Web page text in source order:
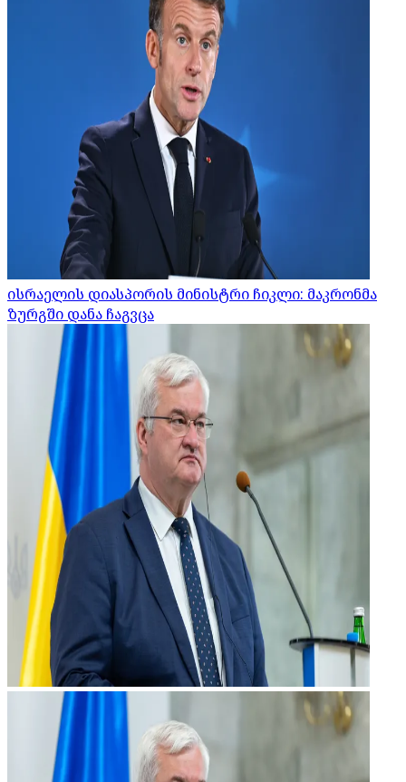
ისრაელის დიასპორის მინისტრი ჩიკლი: მაკრონმა
ზურგში დანა ჩაგვცა